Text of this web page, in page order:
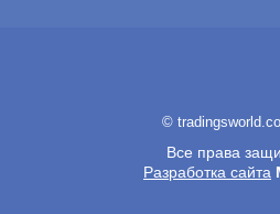
©
Все права
Разработка сайта